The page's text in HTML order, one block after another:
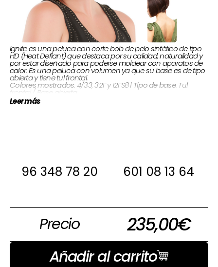
Ignite es una peluca con corte bob de pelo sintético de tipo
HD (Heat Defiant) que destaca por su calidad, naturalidad y
por estar diseñado para poderse moldear con aparatos de
calor. Es una peluca con volumen ya que su base es de tipo
abierta y tiene tul frontal.
Colores mostrados: 4/33, 32F y 12FS8 |Tipo de base: Tul
frontal / Base abierta
Tipo de cabello:
Corona 14,6 cm | Nuca 3,8 cm | Lados & atrás 13,3 cm
Leer más
96 348 78 20 601 08 13 64
Precio 235,00€
Añadir al carrito